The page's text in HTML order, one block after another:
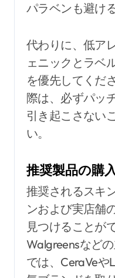
パラベンも避け
代わりに、低ア
ェニックとラベ
を優先してくだ
際は、必ずパッ
引き起こさない
い。
推奨製品の購
推奨されるスキ
ンおよび実店舗
見つけることが
Walgreensなど
では、CeraVeや